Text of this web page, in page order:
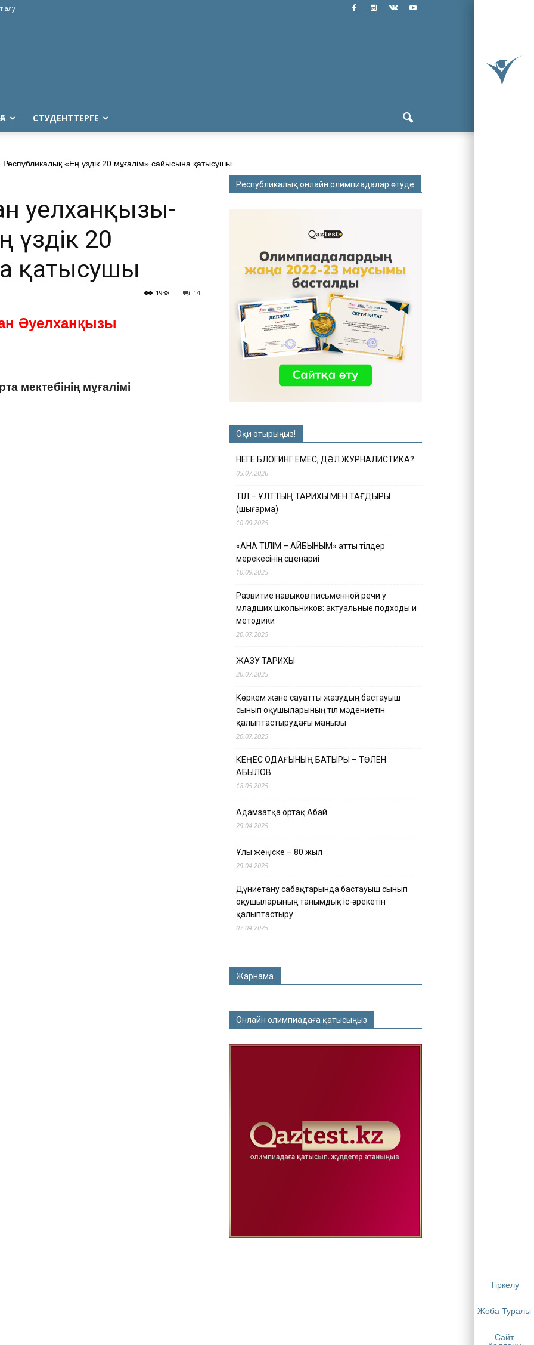
Тіркелу
Жоба Туралы
Сайт
алу
СТУДЕНТТЕРГЕ
«Ең үздік 20 мұғалім» сайысына қатысушы
Әуелханқызы-
үздік 20
қатысушы
14
1938
Әуелханқызы
мектебінің мұғалімі
Республикалық онлайн олимпиадалар өтуде
Оқи отырыңыз!
НЕГЕ БЛОГИНГ ЕМЕС, ДӘЛ ЖУРНАЛИСТИКА?
05.07.2026
ТІЛ – ҰЛТТЫҢ ТАРИХЫ МЕН ТАҒДЫРЫ
(шығарма)
10.09.2025
«АНА ТІЛІМ – АЙБЫНЫМ» атты тілдер
мерекесінің сценариі
10.09.2025
Развитие навыков письменной речи у
младших школьников: актуальные подходы и
методики
20.07.2025
ЖАЗУ ТАРИХЫ
20.07.2025
Көркем және сауатты жазудың бастауыш
сынып оқушыларының тіл мәдениетін
қалыптастырудағы маңызы
20.07.2025
КЕҢЕС ОДАҒЫНЫҢ БАТЫРЫ – ТӨЛЕН
ҚАБЫЛОВ
18.05.2025
Адамзатқа ортақ Абай
29.04.2025
Ұлы жеңіске – 80 жыл
29.04.2025
Дүниетану сабақтарында бастауыш сынып
оқушыларының танымдық іс-әрекетін
қалыптастыру
07.04.2025
Жарнама
Онлайн олимпиадаға қатысыңыз